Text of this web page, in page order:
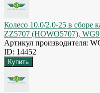
Колесо 10.0/2.0-25 в сборе
ZZ5707 (HOWO5707),
Артикул производителя:
ID: 14452